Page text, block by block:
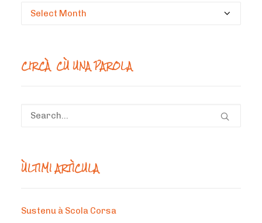
Circà
CIRCÀ CÙ UNA PAROLA
ÙLTIMI ARTÌCULA
Sustenu à Scola Corsa